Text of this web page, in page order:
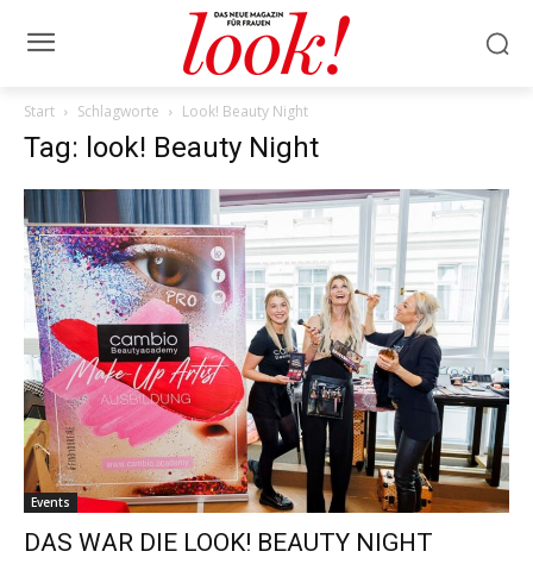
Start Schlagworte Look! Beauty Night
Tag: look! Beauty Night
Events
DAS WAR DIE LOOK! BEAUTY NIGHT